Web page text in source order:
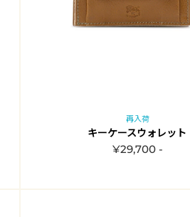
再入荷
キーケースウォレット
¥29,700 -